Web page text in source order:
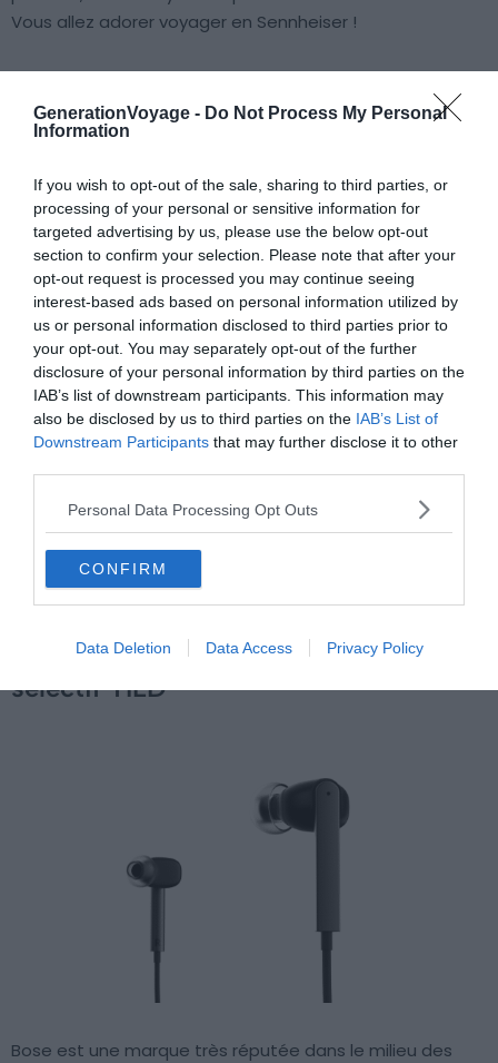
GenerationVoyage - Do Not Process My Personal
Information
If you wish to opt-out of the sale, sharing to third parties, or
processing of your personal or sensitive information for
targeted advertising by us, please use the below opt-out
section to confirm your selection. Please note that after your
opt-out request is processed you may continue seeing
interest-based ads based on personal information utilized by
us or personal information disclosed to third parties prior to
your opt-out. You may separately opt-out of the further
disclosure of your personal information by third parties on the
IAB’s list of downstream participants. This information may
also be disclosed by us to third parties on the IAB’s List of
Downstream Participants that may further disclose it to other
Personal Data Processing Opt Outs
CONFIRM
Data Deletion Data Access Privacy Policy
Vous allez adorer voyager en Sennheiser !
gamme, le CXC 700 de Sennheiser propose des
commandes logées dans une télécommande intuitive.
comparée à celle de concurrents plus huppés. La
réduction de bruit active fonctionne magnifiquement
bien, en toutes circonstances.
Les plus : qualité du son irréprochable,
réduction de bruit active, télécommande
bourrée d’options, léger, compact, prix
relativement abordable
Les moins : distorsion des aigus
Acheter les Sennheiser CXC 700 à 179€ sur Amazon
Orosound : écouteurs anti-bruit
sélectif TILD
Bose est une marque très réputée dans le milieu des